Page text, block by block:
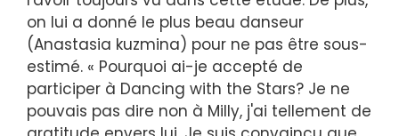
on lui a donné le plus beau danseur
(Anastasia kuzmina) pour ne pas être sous-
estimé. « Pourquoi ai-je accepté de
participer à Dancing with the Stars? Je ne
pouvais pas dire non à Milly, j'ai tellement de